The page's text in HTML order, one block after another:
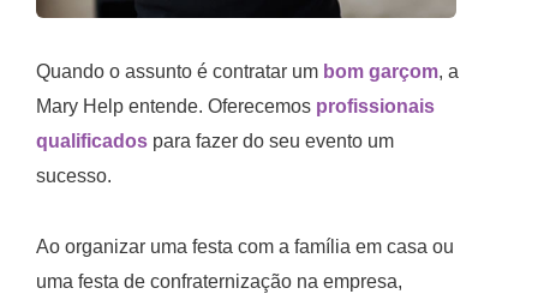
Quando o assunto é contratar um bom garçom, a
Mary Help entende. Oferecemos profissionais
qualificados para fazer do seu evento um
sucesso.
Ao organizar uma festa com a família em casa ou
uma festa de confraternização na empresa,